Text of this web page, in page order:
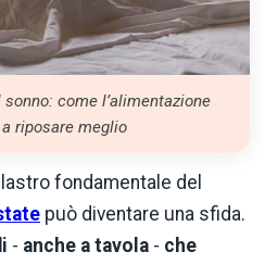
come l’alimentazione
riposare meglio
fondamentale del
può diventare una sfida.
- anche a tavola - che